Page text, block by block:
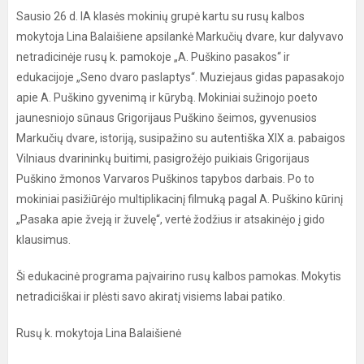
Sausio 26 d. IA klasės mokinių grupė kartu su rusų kalbos
mokytoja Lina Balaišiene apsilankė Markučių dvare, kur dalyvavo
netradicinėje rusų k. pamokoje „A. Puškino pasakos“ ir
edukacijoje „Seno dvaro paslaptys“. Muziejaus gidas papasakojo
apie A. Puškino gyvenimą ir kūrybą. Mokiniai sužinojo poeto
jaunesniojo sūnaus Grigorijaus Puškino šeimos, gyvenusios
Markučių dvare, istoriją, susipažino su autentiška XIX a. pabaigos
Vilniaus dvarininkų buitimi, pasigrožėjo puikiais Grigorijaus
Puškino žmonos Varvaros Puškinos tapybos darbais. Po to
mokiniai pasižiūrėjo multiplikacinį filmuką pagal A. Puškino kūrinį
„Pasaka apie žveją ir žuvelę“, vertė žodžius ir atsakinėjo į gido
klausimus.
Ši edukacinė programa paįvairino rusų kalbos pamokas. Mokytis
netradiciškai ir plėsti savo akiratį visiems labai patiko.
Rusų k. mokytoja Lina Balaišienė